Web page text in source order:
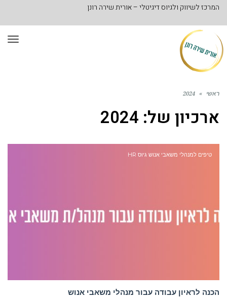
המרכז לשיווק ולגיוס דיגיטלי – אורית שירה רונן
ראשי »
2024
ארכיון של: 2024
טיפים למנהלי משאבי אנוש גיוס HR
הכנה לראיון עבודה עבור מנהלי משאבי אנוש